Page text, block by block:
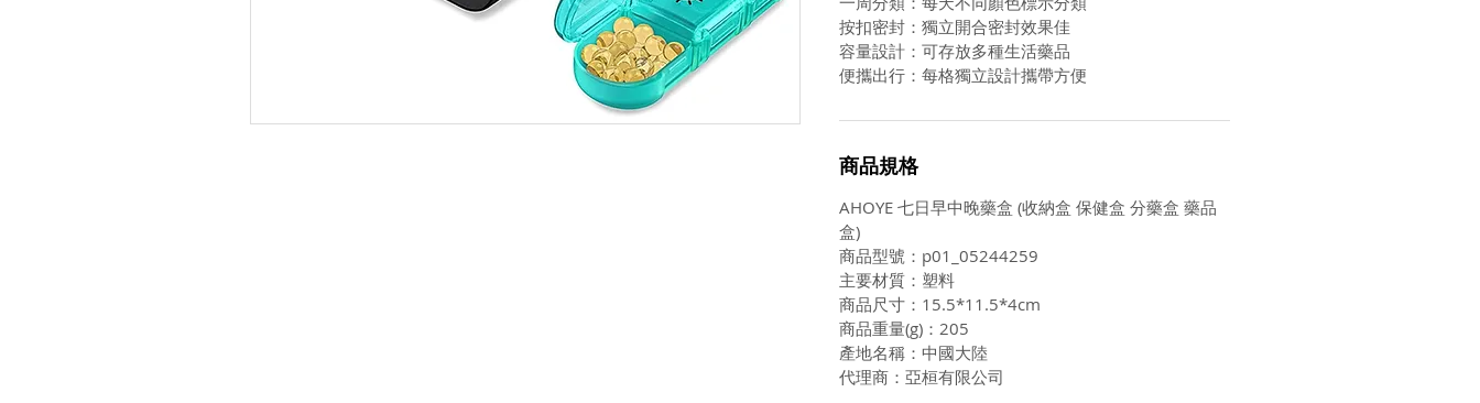
按扣密封：獨立開合密封效果佳
容量設計：可存放多種生活藥品
便攜出行：每格獨立設計攜帶方便
商品規格
AHOYE 七日早中晚藥盒 (收納盒 保健盒 分藥盒 藥品
盒)
商品型號：p01_05244259
主要材質：塑料
商品尺寸：15.5*11.5*4cm
商品重量(g)：205
產地名稱：中國大陸
代理商：亞桓有限公司